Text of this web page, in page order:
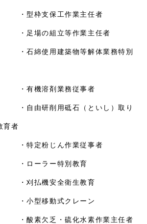
工作業主任者
立等作業主任者
建築物等解体業務特別
業務従事者
用砥石（といし）取り
育者
ん作業従事者
ー特別教育
全衛生教育
式クレーン
・硫化水素作業主任者